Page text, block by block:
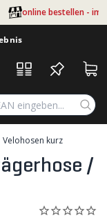
online bestellen - im
Velohosen kurz
/